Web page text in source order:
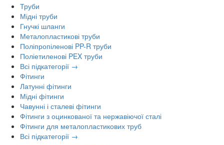
Труби
Мідні труби
Гнучкі шланги
Металопластикові труби
Поліпропіленові PP-R труби
Поліетиленові PEX труби
Всі підкатегорії →
Фітинги
Латунні фітинги
Мідні фітинги
Чавунні і сталеві фітинги
Фітинги з оцинкованої та нержавіючої сталі
Фітинги для металопластикових труб
Всі підкатегорії →